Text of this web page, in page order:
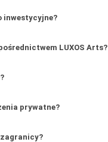
inwestycyjne?
LUXOS Arts?
prywatne?